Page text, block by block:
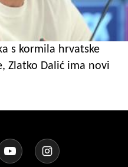
s kormila hrvatske
Zlatko Dalić ima novi